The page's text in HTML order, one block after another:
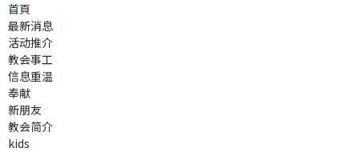
首頁
最新消息
活动推介
教会事工
信息重温
奉献
新朋友
教会简介
kids